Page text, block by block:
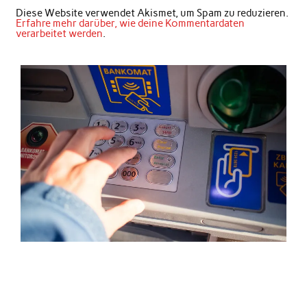
Diese Website verwendet Akismet, um Spam zu reduzieren.
Erfahre mehr darüber, wie deine Kommentardaten
verarbeitet werden.